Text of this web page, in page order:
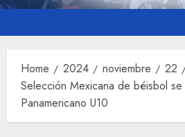
Home 2024 noviembre
22
Selección Mexicana de béisbol
Panamericano U10